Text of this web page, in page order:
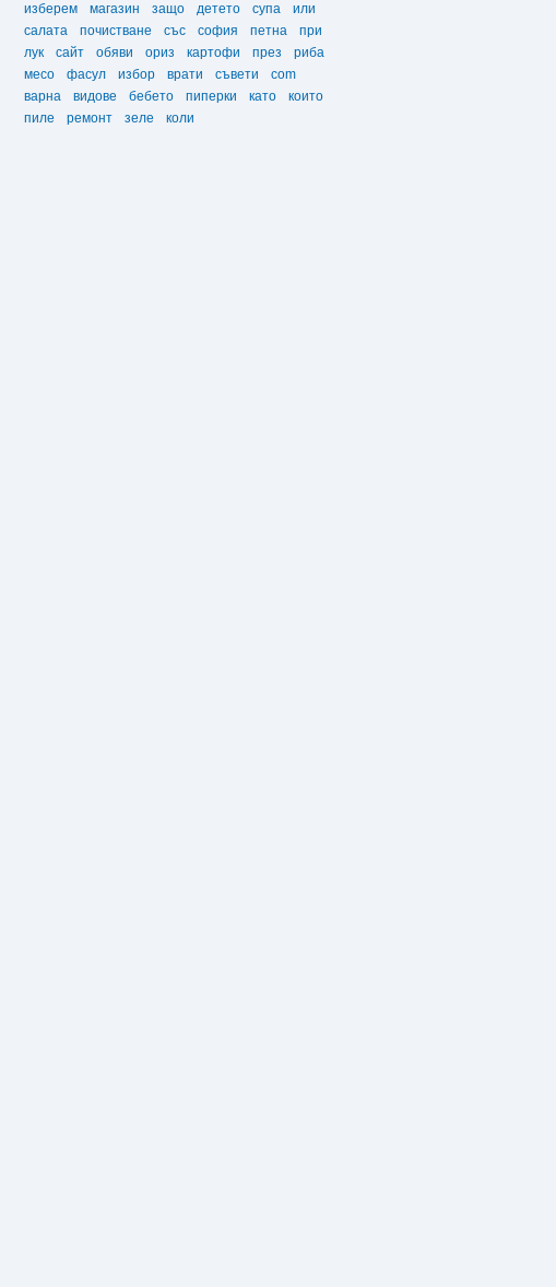
изберем
магазин защо детето супа
или
салата
почистване със софия петна
при
лук
сайт обяви ориз картофи през
риба
месо
фасул избор врати съвети
com
варна
видове бебето пиперки като
които
пиле
ремонт зеле коли